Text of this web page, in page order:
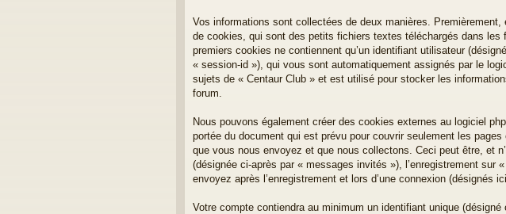
Vos informations sont collectées de deux manières.
de cookies, qui sont des petits fichiers textes téléchargés dans
premiers cookies ne contiennent qu’un identifiant utilisateur
« session-id »), qui vous sont automatiquement assignés par le
sujets de « Centaur Club » et est utilisé pour stocker les
forum.
Nous pouvons également créer des cookies externes au logiciel
portée du document qui est prévu pour couvrir seulement les
que vous nous envoyez et que nous collectons. Ceci peut être, et
(désignée ci-après par « messages invités »), l’enregistrement
envoyez après l’enregistrement et lors d’une connexion (désignés
Votre compte contiendra au minimum un identifiant unique